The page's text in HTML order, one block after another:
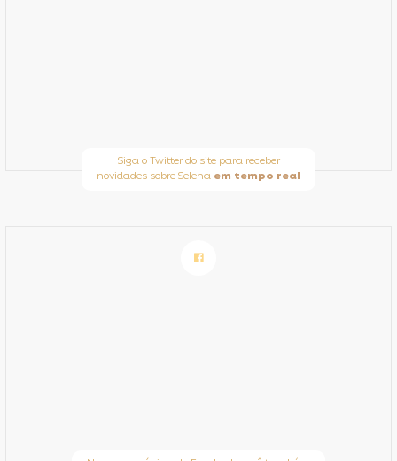
Siga o Twitter do site para receber
novidades sobre Selena em tempo real